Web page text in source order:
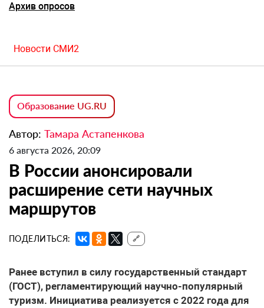
Архив опросов
Новости СМИ2
Образование UG.RU
Автор: Тамара Астапенкова
6 августа 2026, 20:09
В России анонсировали
расширение сети научных
маршрутов
ПОДЕЛИТЬСЯ: 🔗
Ранее вступил в силу государственный стандарт
(ГОСТ), регламентирующий научно-популярный
туризм. Инициатива реализуется с 2022 года для